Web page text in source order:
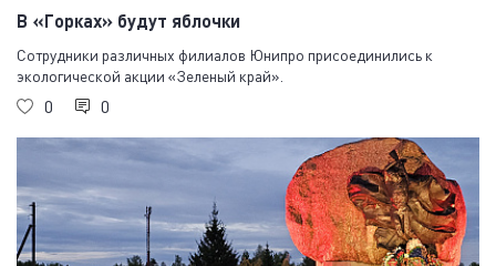
В «Горках» будут яблочки
Сотрудники различных филиалов Юнипро присоединились к
экологической акции «Зеленый край».
0 0